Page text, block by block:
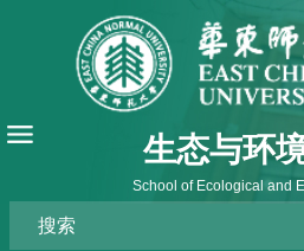
生态与环
School of Ecological and